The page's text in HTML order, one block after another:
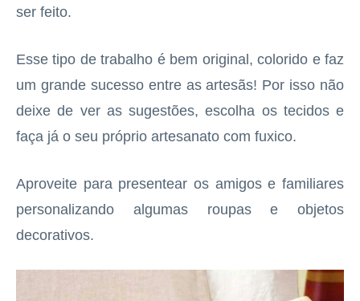
ser feito.
Esse tipo de trabalho é bem original, colorido e faz
um grande sucesso entre as artesãs! Por isso não
deixe de ver as sugestões, escolha os tecidos e
faça já o seu próprio artesanato com fuxico.
Aproveite para presentear os amigos e familiares
personalizando algumas roupas e objetos
decorativos.